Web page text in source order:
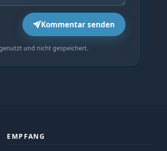
Kommentar senden
und nicht gespeichert.
EMPFANG